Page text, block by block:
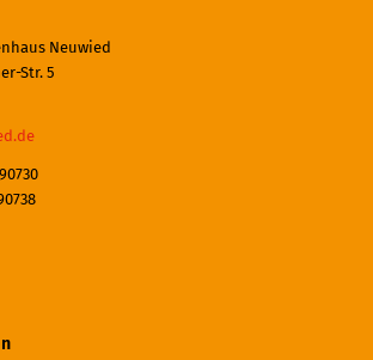
Neuwied
Str. 5